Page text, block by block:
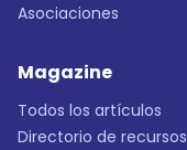
Asociaciones
Magazine
Todos los artículos
Directorio de recursos